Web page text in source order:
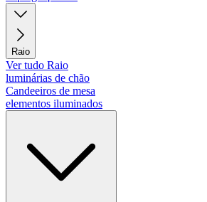
Raio
Ver tudo Raio
luminárias de chão
Candeeiros de mesa
elementos iluminados